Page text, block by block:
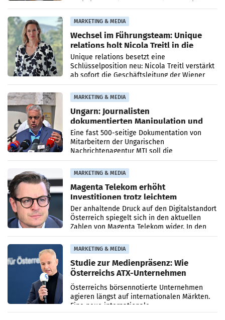
MARKETING & MEDIA
Wechsel im Führungsteam: Unique
relations holt Nicola Treitl in die
Geschäftsleitung
Unique relations besetzt eine
Schlüsselposition neu: Nicola Treitl verstärkt
ab sofort die Geschäftsleitung der Wiener
PR-Agentur an der Seite von Josef Kalina und
Anna Kalina-Mahr.
MARKETING & MEDIA
Ungarn: Journalisten
dokumentierten Manipulation und
Zensur
Eine fast 500-seitige Dokumentation von
Mitarbeitern der Ungarischen
Nachrichtenagentur MTI soll die
systematische Nachrichten-Manipulation und
Zensur bei der Agentur während der Zeit
MARKETING & MEDIA
Magenta Telekom erhöht
Investitionen trotz leichtem
Umsatzrückgang
Der anhaltende Druck auf den Digitalstandort
Österreich spiegelt sich in den aktuellen
Zahlen von Magenta Telekom wider. In den
ersten sechs Monaten des laufenden Jahres
verzeichnete
MARKETING & MEDIA
Studie zur Medienpräsenz: Wie
Österreichs ATX-Unternehmen
international wahrgenommen
werden
Österreichs börsennotierte Unternehmen
agieren längst auf internationalen Märkten.
Eine neue internationale
Medienresonanzanalyse untersucht die